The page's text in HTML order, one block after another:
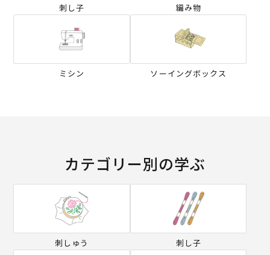
刺し子 編み物
ミシン ソーイングボックス
カテゴリー別の学ぶ
刺しゅう 刺し子